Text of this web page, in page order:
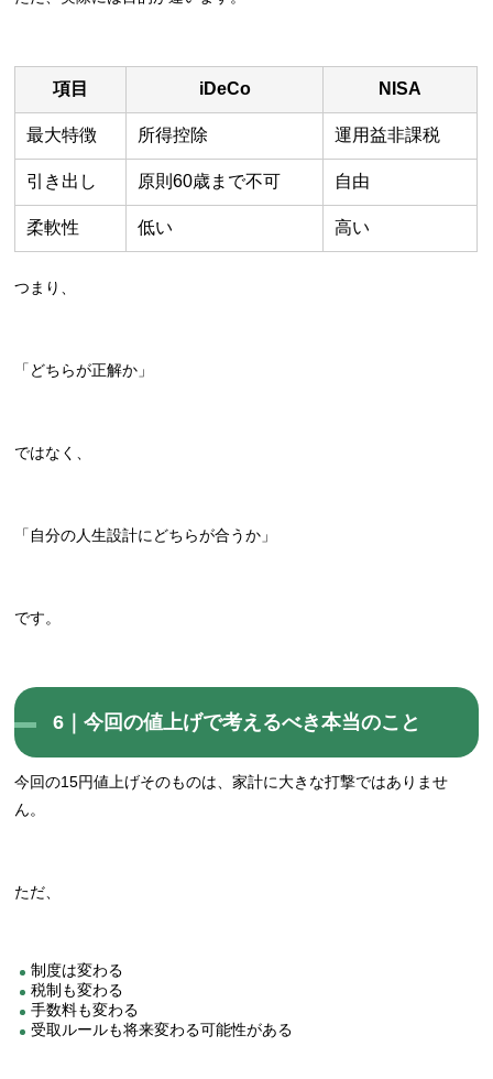
項目 iDeCo NISA
最大特徴 所得控除 運用益非課税
引き出し 原則60歳まで不可 自由
柔軟性 低い 高い
つまり、
「どちらが正解か」
ではなく、
「自分の人生設計にどちらが合うか」
です。
6｜今回の値上げで考えるべき本当のこと
今回の15円値上げそのものは、家計に大きな打撃ではありませ
ん。
ただ、
制度は変わる
税制も変わる
手数料も変わる
受取ルールも将来変わる可能性がある